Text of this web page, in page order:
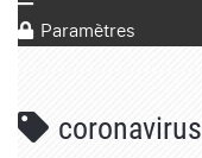
Paramètres
coronavirus